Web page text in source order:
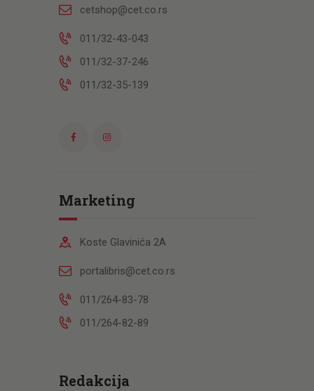
cetshop@cet.co.rs
011/32-43-043
011/32-37-246
011/32-35-139
Marketing
Koste Glavinića 2A
portalibris@cet.co.rs
011/264-83-78
011/264-82-89
Redakcija